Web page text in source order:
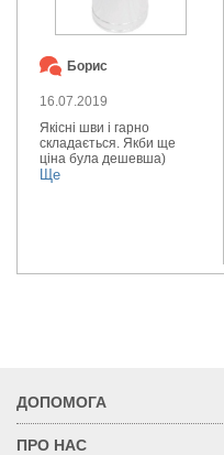
Борис
16.07.2019
Якісні шви і гарно
складається. Якби ще
ціна була дешевша)
Ще
ДОПОМОГА
ПРО НАС